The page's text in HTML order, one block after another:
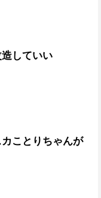
していい
ことりちゃんが